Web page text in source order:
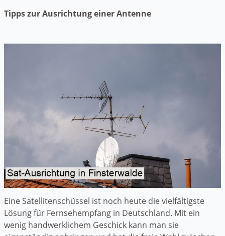
Tipps zur Ausrichtung einer Antenne
Eine Satellitenschüssel ist noch heute die vielfältigste
Lösung für Fernsehempfang in Deutschland. Mit ein
wenig handwerklichem Geschick kann man sie